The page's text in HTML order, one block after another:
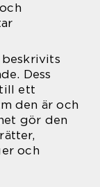
Dess
ett
den är och
gör den
och